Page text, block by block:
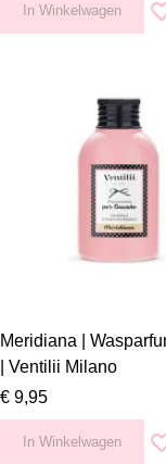
In Winkelwagen
Meridiana |
| Ventilii Milano
€ 9,95
In Winkelwagen